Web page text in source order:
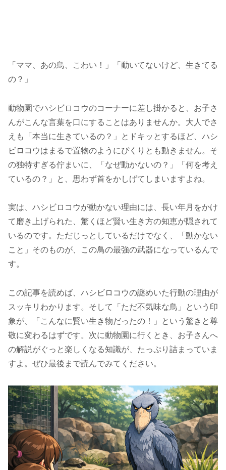
「ママ、あの鳥、こわい！」「動いてないけど、生きてる
の？」
動物園でハシビロコウのコーナーに差し掛かると、お子さ
んがこんな言葉を口にすることはありませんか。大人でさ
えも「本当に生きているの？」とドキッとするほど、ハシ
ビロコウはまるで置物のようにぴくりとも動きません。そ
の独特すぎる佇まいに、「なぜ動かないの？」「何を考え
ているの？」と、思わず首をかしげてしまいますよね。
実は、ハシビロコウが動かない理由には、長い年月をかけ
て磨き上げられた、驚くほど賢い生き方の知恵が隠されて
いるのです。ただじっとしているだけでなく、「動かない
こと」そのものが、この鳥の最強の武器になっているんで
す。
この記事を読めば、ハシビロコウの謎めいた行動の理由が
スッキリわかります。そして「ただ不気味な鳥」という印
象が、「こんなに賢い生き物だったの！」という驚きと尊
敬に変わるはずです。次に動物園に行くとき、お子さんへ
の解説がぐっと楽しくなる知識が、たっぷり詰まっていま
すよ。ぜひ最後まで読んでみてください。